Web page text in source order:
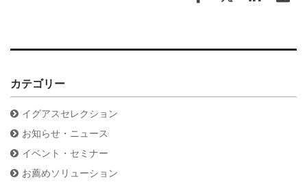
カテゴリー
イグアスセレクション
お知らせ・ニュース
イベント・セミナー
お薦めソリューション